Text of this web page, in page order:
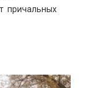
причальных